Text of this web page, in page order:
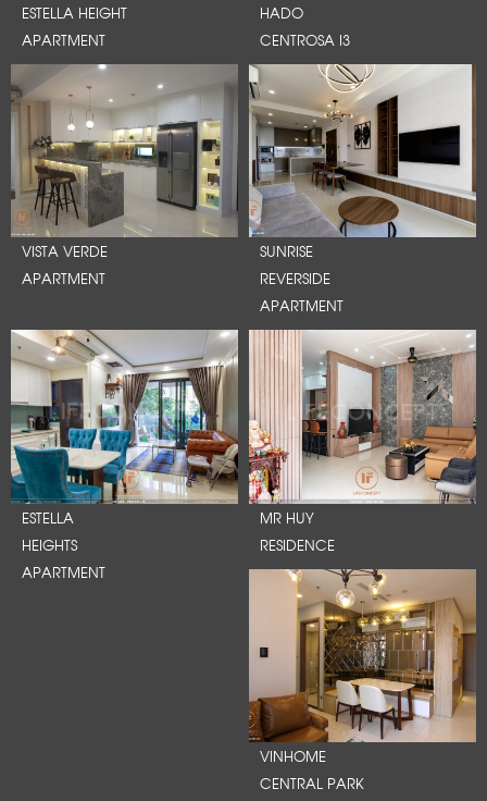
ESTELLA HEIGHT
APARTMENT
HADO
CENTROSA I3
VISTA VERDE
APARTMENT
SUNRISE
REVERSIDE
APARTMENT
ESTELLA
HEIGHTS
APARTMENT
MR HUY
RESIDENCE
VINHOME
CENTRAL PARK